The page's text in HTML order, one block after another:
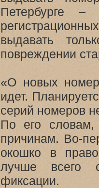
Петербурге
выдавать
повреждении
«О новых
идет.
серий номеров
По его
причинам. Во-
окошко в
лучше всего
фиксации.